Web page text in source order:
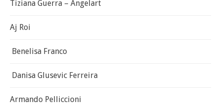
Tiziana Guerra – Angelart
Aj Roi
Benelisa Franco
Danisa Glusevic Ferreira
Armando Pelliccioni